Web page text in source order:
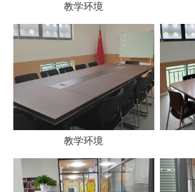
教学环境
教学环境